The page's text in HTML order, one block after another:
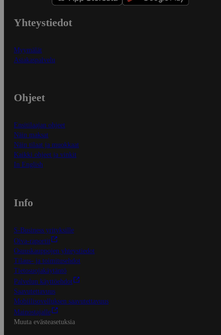
Yhteystiedot
Myymälät
Asiakaspalvelu
Ohjeet
Ensitilaajan ohjeet
Näin maksat
Näin tilaat ja muokkaat
Kaikki ohjeet ja vinkit
In English
Info
S-Business yrityksille
Oiva-raportit
Osuuskauppojen yhteystiedot
Tilaus- ja toimitusehdot
Tietosuojakäytäntö
Palvelun käyttöehdot
Saavutettavuus
Mobiilisovelluksen saavutettavuus
Mainostajalle
Muuta evästeasetuksia